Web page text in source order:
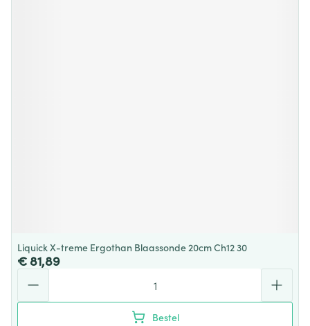
Liquick X-treme Ergothan Blaassonde 20cm Ch12 30
€ 81,89
Bestel